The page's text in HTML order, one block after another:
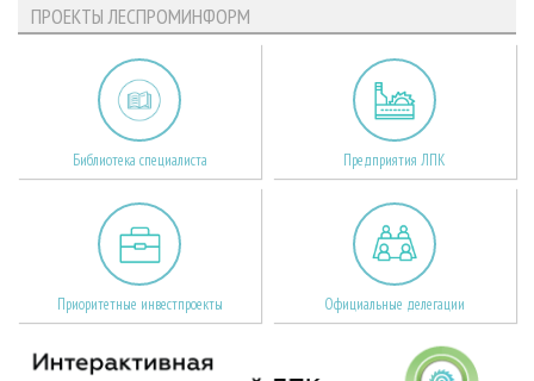
ПРОЕКТЫ ЛЕСПРОМИНФОРМ
Библиотека специалиста Предприятия ЛПК
Приоритетные инвестпроекты Официальные делегации